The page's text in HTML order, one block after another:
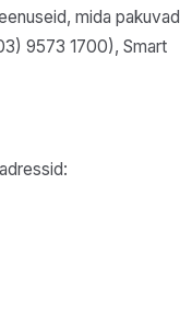
mida pakuvad
9573 1700), Smart